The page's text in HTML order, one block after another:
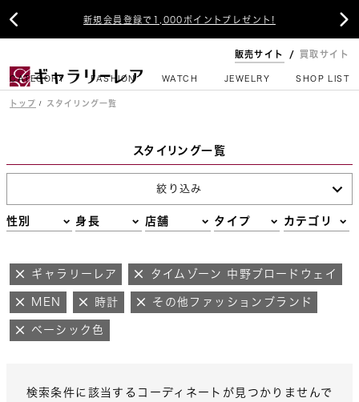
新規会員登録で1,000ポイントプレゼント!
 
販売サイト 買取サイト
CATEGORY FASHION WATCH JEWELRY SHOP LIST
トップ スタイリング一覧
スタイリング一覧
絞り込み
性別 身長 店舗 タイプ カテゴリ
ギャラリーレア タイムゾーン 中野ブロードウェイ
MEN 時計 その他ファッションブランド
ベーシック色
検索条件に該当するコーディネートが見つかりませんで